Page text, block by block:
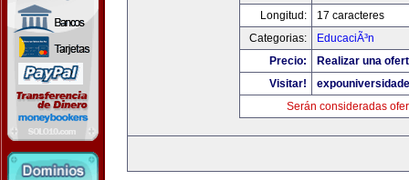
Longitud:
17 caracteres
Categorias:
EducaciÃ³n
Precio:
Realizar una
Visitar!
Serán consideradas